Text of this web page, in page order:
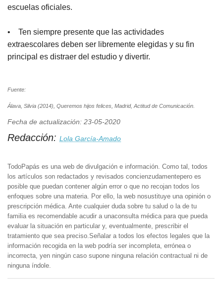
escuelas oficiales.
• Ten siempre presente que las actividades
extraescolares deben ser libremente elegidas y su fin
principal es distraer del estudio y divertir.
Fuente:
Álava, Silvia (2014), Queremos hijos felices, Madrid, Actitud de Comunicación.
Fecha de actualización: 23-05-2020
Redacción: Lola García-Amado
TodoPapás es una web de divulgación e información. Como tal, todos
los artículos son redactados y revisados concienzudamentepero es
posible que puedan contener algún error o que no recojan todos los
enfoques sobre una materia. Por ello, la web nosustituye una opinión o
prescripción médica. Ante cualquier duda sobre tu salud o la de tu
familia es recomendable acudir a unaconsulta médica para que pueda
evaluar la situación en particular y, eventualmente, prescribir el
tratamiento que sea preciso.Señalar a todos los efectos legales que la
información recogida en la web podría ser incompleta, errónea o
incorrecta, yen ningún caso supone ninguna relación contractual ni de
ninguna índole.